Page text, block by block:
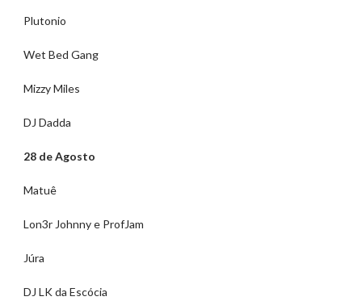
Plutonio
Wet Bed Gang
Mizzy Miles
DJ Dadda
28 de Agosto
Matuê
Lon3r Johnny e ProfJam
Júra
DJ LK da Escócia